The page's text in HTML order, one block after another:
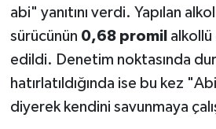
abi" yanıtını verdi. Yapılan
sürücünün 0,68 promil
edildi. Denetim noktasında
hatırlatıldığında ise bu kez
diyerek kendini savunmaya